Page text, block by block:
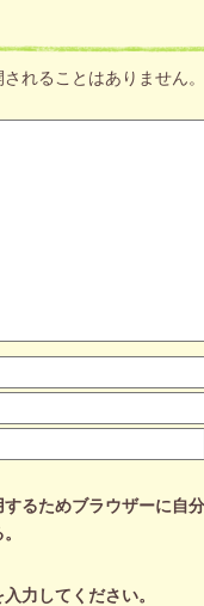
れることはありません。
るためブラウザーに自
力してください。